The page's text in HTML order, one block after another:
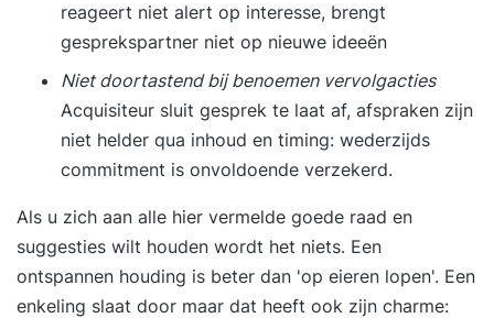
reageert niet alert op interesse, brengt
gesprekspartner niet op nieuwe ideeën
Niet doortastend bij benoemen vervolgacties
Acquisiteur sluit gesprek te laat af, afspraken zijn
niet helder qua inhoud en timing: wederzijds
commitment is onvoldoende verzekerd.
Als u zich aan alle hier vermelde goede raad en
suggesties wilt houden wordt het niets. Een
ontspannen houding is beter dan 'op eieren lopen'. Een
enkeling slaat door maar dat heeft ook zijn charme: